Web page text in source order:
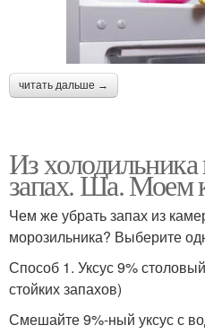
читать дальше →
Из
запах. Ша. Моем
Чем же убрать запах из
морозильника? Выберите
Способ 1. Уксус 9%
стойких запахов)
Смешайте 9%-ный уксус с